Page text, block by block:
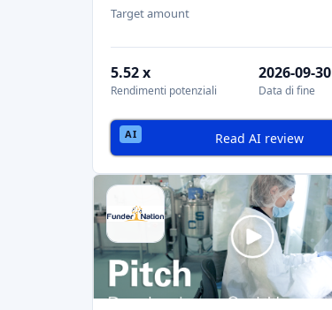
Target amount
5.52 x
Rendimenti potenziali
2026-09-30
Data di fine
Read AI review